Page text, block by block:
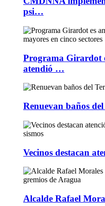
psi…
Programa Girardot
atendió …
Renuevan baños
Vecinos destacan
Alcalde Rafael